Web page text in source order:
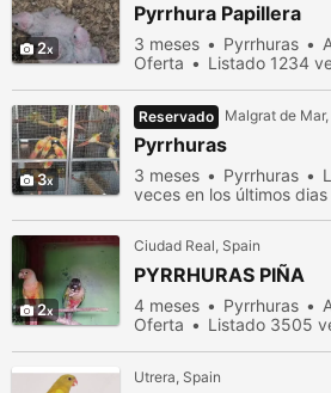
2
Pyrrhura Papillera
3 meses Pyrrhuras
Oferta
Listado 1234
3
Reservado Malgrat de
Pyrrhuras
3 meses Pyrrhuras
veces en los últimos dias
2
Ciudad Real, Spain
PYRRHURAS PIÑA
4 meses Pyrrhuras
Oferta
Listado 3505
Utrera, Spain